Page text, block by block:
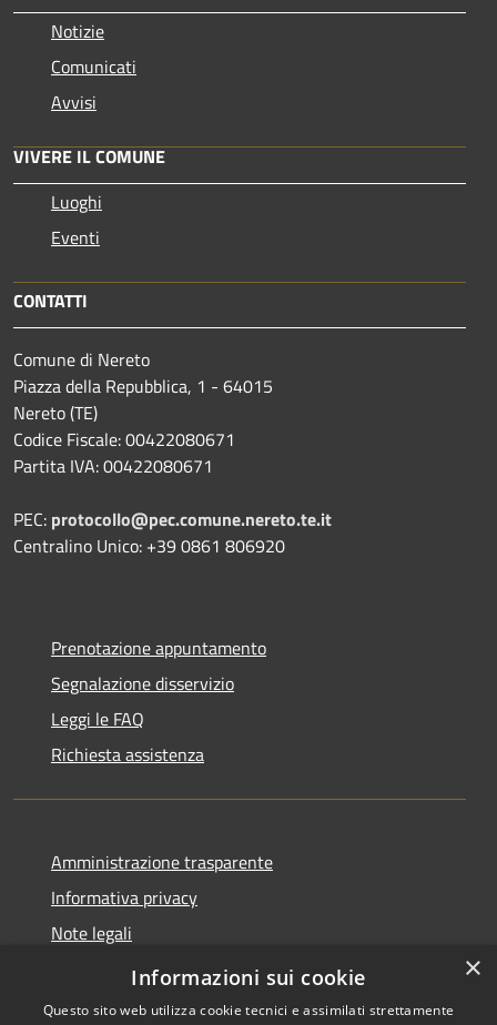
Notizie
Comunicati
Avvisi
VIVERE IL COMUNE
Luoghi
Eventi
CONTATTI
Comune di Nereto
Piazza della Repubblica, 1 - 64015
Nereto (TE)
Codice Fiscale: 00422080671
Partita IVA: 00422080671
PEC: protocollo@pec.comune.nereto.te.it
Centralino Unico: +39 0861 806920
Prenotazione appuntamento
Segnalazione disservizio
Leggi le FAQ
Richiesta assistenza
Amministrazione trasparente
Informativa privacy
Note legali
Dichiarazione di accessibilità
×
Informazioni sui cookie
Questo sito web utilizza cookie tecnici e assimilati strettamente